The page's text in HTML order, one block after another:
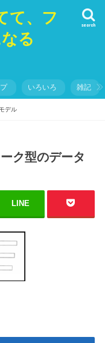
て、フ
る
search
いろいろ 雑記
デル
ク型のデータ
LINE